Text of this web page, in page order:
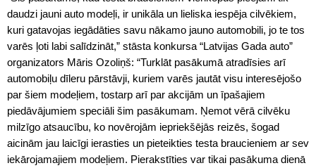
daudzi jauni auto modeļi, ir unikāla un lieliska iespēja cilvēkiem,
kuri gatavojas iegādāties savu nākamo jauno automobili, jo te tos
varēs ļoti labi salīdzināt,” stāsta konkursa “Latvijas Gada auto”
organizators Māris Ozoliņš: “Turklāt pasākumā atradīsies arī
automobiļu dīleru pārstāvji, kuriem varēs jautāt visu interesējošo
par šiem modeļiem, tostarp arī par akcijām un īpašajiem
piedāvājumiem speciāli šim pasākumam. Ņemot vērā cilvēku
milzīgo atsaucību, ko novērojām iepriekšējās reizēs, šogad
aicinām jau laicīgi ierasties un pieteikties testa braucieniem ar sev
iekārojamajiem modeļiem. Pierakstīties var tikai pasākuma dienā